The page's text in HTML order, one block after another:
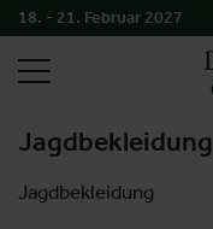
18. - 21. Februar 2027
Jagdbekleidung
Jagdbekleidung